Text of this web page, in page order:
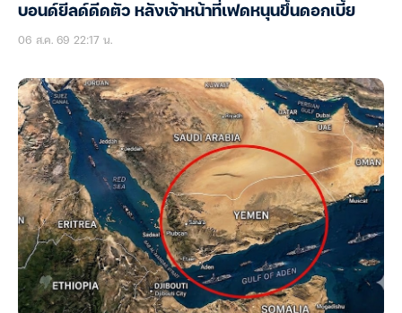
บอนด์ยีลด์ดีดตัว หลังเจ้าหน้าที่เฟดหนุนขึ้นดอกเบี้ย
06 ส.ค. 69 22:17 น.